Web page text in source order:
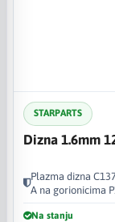
STARPARTS
Dizna 1.6mm
Plazma dizna
A na gorionicima
Na stanju